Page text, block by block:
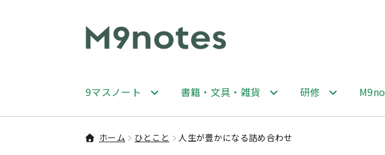
ナ
ビ
シ
ョ
ン
コ
ン
ツ
へ
ス
9マスノート 書籍・文具・雑貨 研修
ホーム ひとこと 人生が豊かになる詰め合わせ